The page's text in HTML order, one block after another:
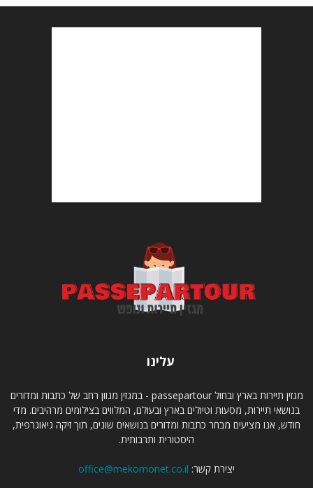
עלינו
מגזין תיירות בארץ ובחול passepartour - במגזין מגוון רחב של כתבות ומדורים
בנושאי תיירות, מסעות וטיולים בארץ ובעולם, המלווים בצילומים מרהיבים. מדי
חודש, אנו מציעים מבחר כתבות ומדורים בנושאים שונים, תוך זיקה גיאוגרפית,
היסטורית ותרבותית.
יצירת קשר: office@mekomonet.co.il